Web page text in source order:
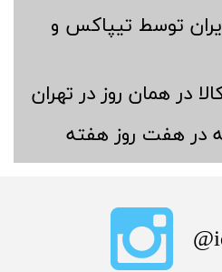
توسط تیپاکس و
در همان روز در تهران